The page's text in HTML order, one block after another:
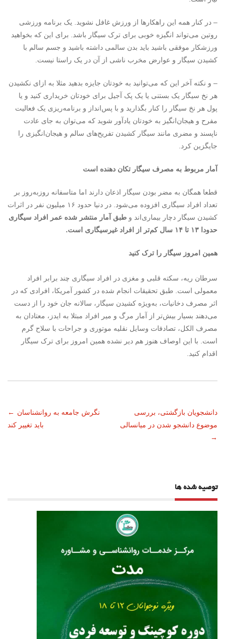
– در کنار همه این راهکارها از ورزش غافل نشوید. یک برنامه ورزشی
روتین می‌تواند انگیزه‌ خوبی برای ترک سیگار باشد. برای این که بخواهید
ورزشکار موفقی باشید باید بدن سالمی داشته باشید و جسم سالم با
کشیدن سیگار و عوارض مخرب ناشی از آن در یک راستا نیست.
– و نکته آخر این که می‌توانید به خودتان جایزه بدهید مثلا به ازای نکشیدن
هر نخ سیگار یک بستنی یا یک پک آجیل برای خودتان خریداری کنید و یا
پول هر نخ سیگار را کنار بگذارید و با پس‌انداز و برنامه‌ریزی یک فعالیت
مفرح و هیجان‌انگیز به خودتان یادآور شوید که می‌توان به جای عادت
ناپسند و مضری مانند سیگار کشیدن تفریح‌های سالم و هیجان‌انگیزی را
جایگزین کرد.
آمار مربوط به مصرف سیگار تکان دهنده است
قطعا همگان به مضر بودن سیگار اذعان دارند اما متاسفانه روزبه‌روز بر
تعداد افراد سیگاری افزوده می‌شود. در دنیا حدود ۱۶ میلیون نفر در اثرات
کشیدن سیگار دچار بیماری‌اند و طبق آمار منتشر شده عمر افراد سیگاری
حدودا ۱۳ تا ۱۴ سال کم‌تر از افراد غیرسیگاری است.
همین امروز سیگار را ترک کنید
سرطان ریه، سکته قلبی و مغزی در افراد سیگاری چند برابر افراد
معمولی است. طبق تحقیقات انجام شده در کشور آمریکا، افرادی که در
اثر مصرف دخانیات، به‌ویژه کشیدن سیگار، سالانه جان خود را از دست
می‌دهند بسیار بیش‌تر از آمار مرگ و میر افراد مبتلا به ایدز، معتادان به
مصرف الکل، تصادفات وسایل نقلیه موتوری و جراحات با سلاح گرم
است. با این اوصاف هنوز هم دیر نشده همین امروز برای ترک سیگار
اقدام کنید.
ناوبری
نوشته
← نگرش جامعه به روانشناسان
باید تغییر کند
دانشجویان بازگشتی، بررسی
موضوع دانشجو شدن در میانسالی
→
توصیه شده ها